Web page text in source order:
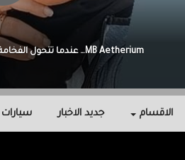
Malak Berri وراء كل نجاح عائلة آمنت بي، واحتوتني، وكانت سندي في أصعب اللحظات.
الاقسام جديد الاخبار سيارات